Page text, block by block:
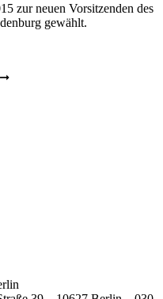
zur neuen Vorsitzenden des
gewählt.
➞